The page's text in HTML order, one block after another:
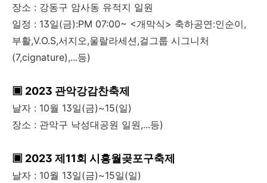
장소 : 강동구 암사동 유적지 일원
일정 : 13일(금):PM 07:00~ <개막식> 축하공연:인순이,
부활,V.O.S,서지오,울랄라세션,걸그룹 시그니처
(7,cignature),...등)
▣ 2023 관악강감찬축제
날자 : 10월 13일(금)~15(일)
장소 : 관악구 낙성대공원 일원,...등)
▣ 2023 제11회 시흥월곶포구축제
날자 : 10월 13일(금)~15일(일)